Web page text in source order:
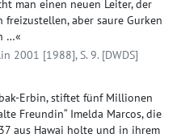
man einen neuen Leiter, der
aber saure Gurken
…«
2001 [1988], S. 9. [DWDS]
Erbin, stiftet fünf Millionen
Freundin“ Imelda Marcos, die
aus Hawai holte und in ihrem